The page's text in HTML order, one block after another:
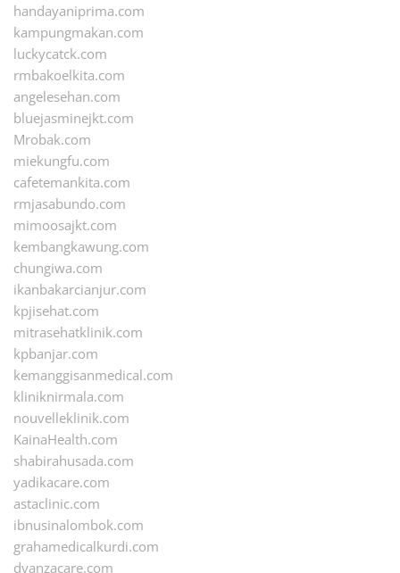
handayaniprima.com
kampungmakan.com
luckycatck.com
rmbakoelkita.com
angelesehan.com
bluejasminejkt.com
Mrobak.com
miekungfu.com
cafetemankita.com
rmjasabundo.com
mimoosajkt.com
kembangkawung.com
chungiwa.com
ikanbakarcianjur.com
kpjisehat.com
mitrasehatklinik.com
kpbanjar.com
kemanggisanmedical.com
kliniknirmala.com
nouvelleklinik.com
KainaHealth.com
shabirahusada.com
yadikacare.com
astaclinic.com
ibnusinalombok.com
grahamedicalkurdi.com
dyanzacare.com